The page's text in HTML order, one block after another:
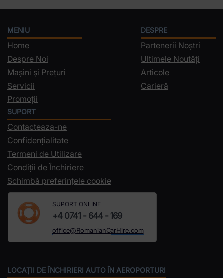
MENIU
Home
Despre Noi
Mașini și Prețuri
Servicii
Promoții
DESPRE
Partenerii Noștri
Ultimele Noutăți
Articole
Carieră
SUPORT
Contacteaza-ne
Confidențialitate
Termeni de Utilizare
Condiții de Închiriere
Schimbă preferințele cookie
SUPORT ONLINE
+4 0741 - 644 - 169
office@RomanianCarHire.com
LOCAȚII DE ÎNCHIRIERI AUTO ÎN AEROPORTURI